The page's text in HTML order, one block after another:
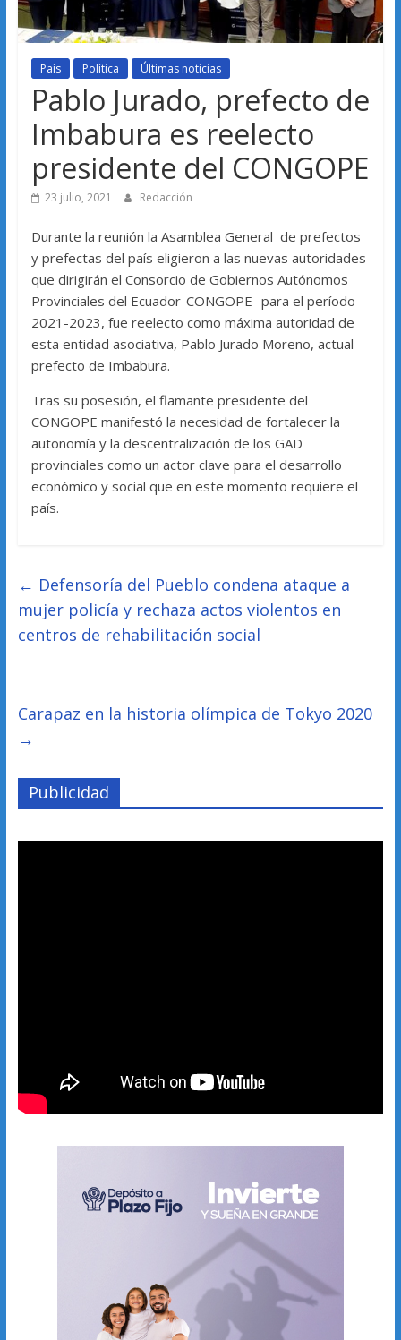
País Política Últimas noticias
Pablo Jurado, prefecto de
Imbabura es reelecto
presidente del CONGOPE
23 julio, 2021 Redacción
Durante la reunión la Asamblea General de prefectos
y prefectas del país eligieron a las nuevas autoridades
que dirigirán el Consorcio de Gobiernos Autónomos
Provinciales del Ecuador-CONGOPE- para el período
2021-2023, fue reelecto como máxima autoridad de
esta entidad asociativa, Pablo Jurado Moreno, actual
prefecto de Imbabura.
Tras su posesión, el flamante presidente del
CONGOPE manifestó la necesidad de fortalecer la
autonomía y la descentralización de los GAD
provinciales como un actor clave para el desarrollo
económico y social que en este momento requiere el
país.
← Defensoría del Pueblo condena ataque a
mujer policía y rechaza actos violentos en
centros de rehabilitación social
Carapaz en la historia olímpica de Tokyo 2020
→
Publicidad